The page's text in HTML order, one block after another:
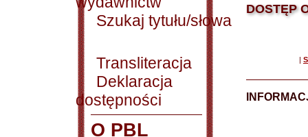
Szukaj tytułu/słowa
Transliteracja
Deklaracja
dostępności
O PBL
DOSTĘP
|